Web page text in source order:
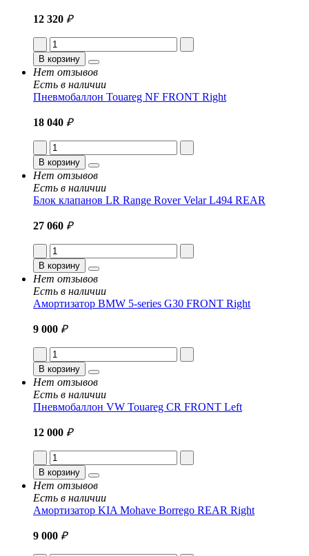
12 320 ₽
В корзину
Нет отзывов
Есть в наличии
Пневмобаллон Touareg NF FRONT Right
18 040 ₽
В корзину
Нет отзывов
Есть в наличии
Блок клапанов LR Range Rover Velar L494 REAR
27 060 ₽
В корзину
Нет отзывов
Есть в наличии
Амортизатор BMW 5-series G30 FRONT Right
9 000 ₽
В корзину
Нет отзывов
Есть в наличии
Пневмобаллон VW Touareg CR FRONT Left
12 000 ₽
В корзину
Нет отзывов
Есть в наличии
Амортизатор KIA Mohave Borrego REAR Right
9 000 ₽